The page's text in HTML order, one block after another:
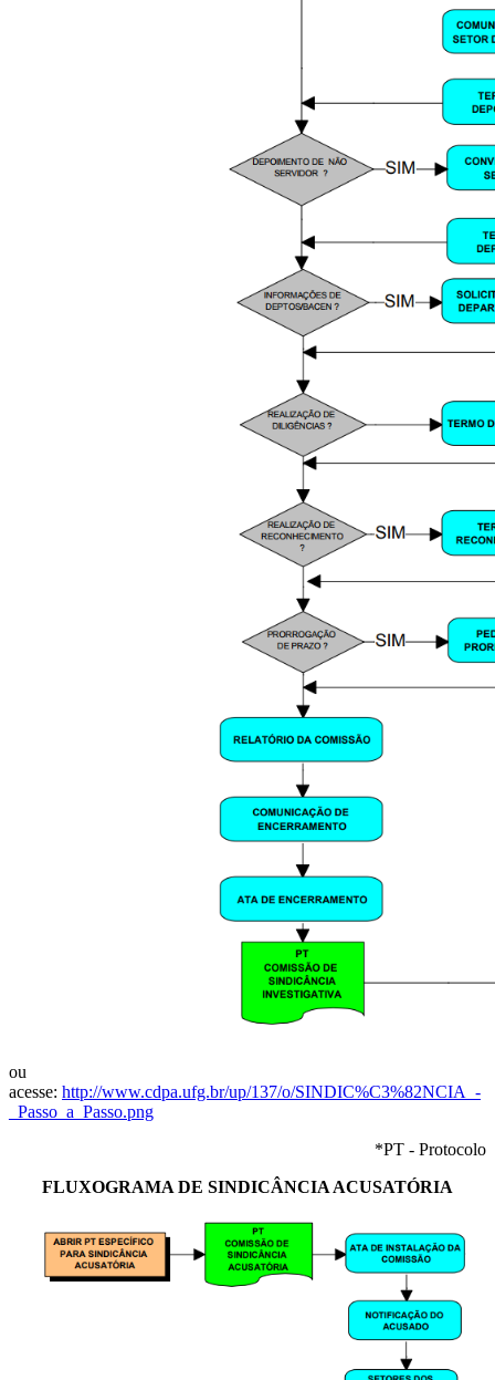
ou
acesse: http://www.cdpa.ufg.br/up/137/o/SINDIC%C3%82NCIA_-
_Passo_a_Passo.png
*PT - Protocolo
FLUXOGRAMA DE SINDICÂNCIA ACUSATÓRIA